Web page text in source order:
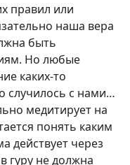
правил или
наша вера
быть
Но любые
каких-то
случилось с нами…
медитирует на
понять каким
действует через
гуру не должна